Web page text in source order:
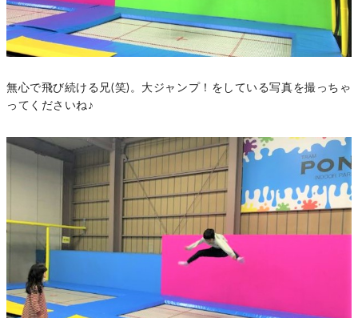
無心で飛び続ける兄(笑)。大ジャンプ！をしている写真を撮っちゃ
ってくださいね♪